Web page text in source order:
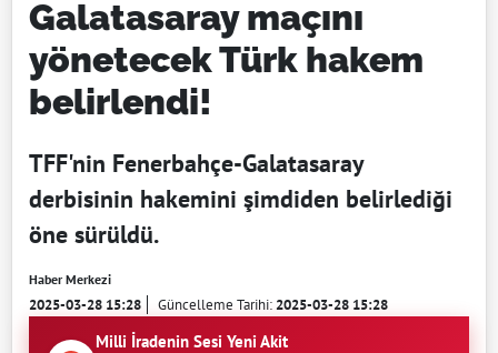
Galatasaray maçını
yönetecek Türk hakem
belirlendi!
TFF'nin Fenerbahçe-Galatasaray
derbisinin hakemini şimdiden belirlediği
öne sürüldü.
Haber Merkezi
2025-03-28 15:28 Güncelleme Tarihi:2025-03-28 15:28
Milli İradenin Sesi Yeni Akit